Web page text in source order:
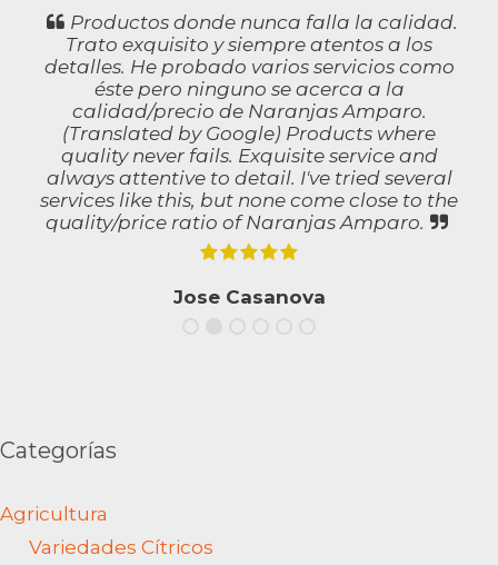
Productos donde nunca falla la calidad.
Trato exquisito y siempre atentos a los
detalles. He probado varios servicios como
éste pero ninguno se acerca a la
calidad/precio de Naranjas Amparo.
(Translated by Google) Products where
quality never fails. Exquisite service and
always attentive to detail. I've tried several
services like this, but none come close to the
quality/price ratio of Naranjas Amparo.
Jose Casanova
Categorías
Agricultura
Variedades Cítricos